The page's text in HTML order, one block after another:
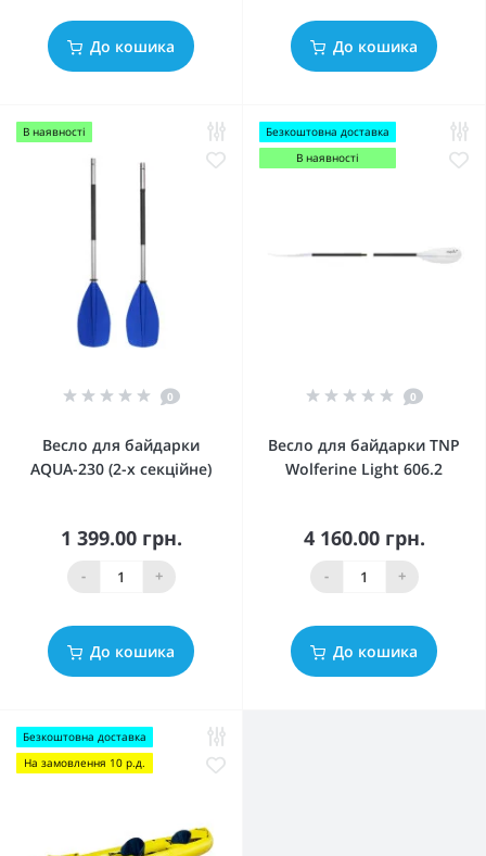
До кошика До кошика
В наявності
0
Весло для байдарки
AQUA-230 (2-х секційне)
1 399.00 грн.
- +
До кошика
Безкоштовна доставка
В наявності
0
Весло для байдарки TNP
Wolferine Light 606.2
4 160.00 грн.
- +
До кошика
Безкоштовна доставка
На замовлення 10 р.д.